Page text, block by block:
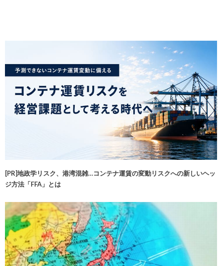
[PR]地政学リスク、港湾混雑…コンテナ運賃の変動リスクへの新しいヘッ
ジ方法「FFA」とは